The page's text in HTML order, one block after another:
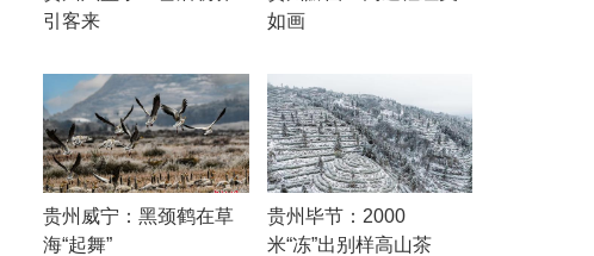
引客来
如画
贵州威宁：黑颈鹤在草
海“起舞”
贵州毕节：2000
米“冻”出别样高山茶